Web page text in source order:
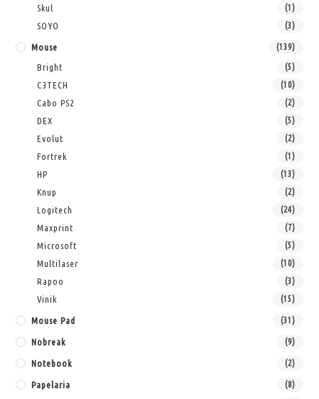
Skul (1)
SOYO (3)
Mouse (139)
Bright (5)
C3TECH (10)
Cabo PS2 (2)
DEX (5)
Evolut (2)
Fortrek (1)
HP (13)
Knup (2)
Logitech (24)
Maxprint (7)
Microsoft (5)
Multilaser (10)
Rapoo (3)
Vinik (15)
Mouse Pad (31)
Nobreak (9)
Notebook (2)
Papelaria (8)